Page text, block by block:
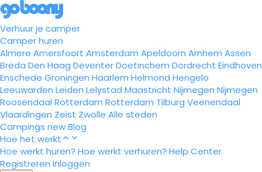
Verhuur je camper
Camper huren
Almere Amersfoort Amsterdam Apeldoorn Arnhem Assen
Breda Den Haag DeventerDoetinchem Dordrecht Eindhoven
Enschede Groningen Haarlem Helmond Hengelo
Leeuwarden Leiden Lelystad Maastricht Nijmegen Nijmegen
Roosendaal Rotterdam Rotterdam Tilburg Veenendaal
Vlaardingen Zeist Zwolle Alle steden
Campings newBlog
Hoe het werkt
Hoe werkt huren? Hoe werkt verhuren? Help Center
Registreren Inloggen